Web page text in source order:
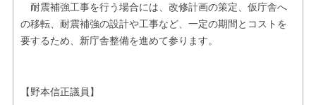
耐震補強工事を行う場合には、改修計画の策定、仮庁舎へ
の移転、耐震補強の設計や工事など、一定の期間とコストを
要するため、新庁舎整備を進めて参ります。
【野本信正議員】